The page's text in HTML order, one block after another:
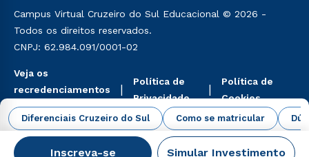
Diferenciais Cruzeiro do Sul Como se matricular
Inscreva-se Simular Investimento
mencionadas são referentes aos cursos: Ensino
Religioso, Geografia para a Docência e Metodologia
do Ensino de História: Questões Atuais.
Campus Virtual Cruzeiro do Sul Educacional © 2026 -
Todos os direitos reservados.
CNPJ: 62.984.091/0001-02
Veja os
recredenciamentos
aqui
Política de
Privacidade
Política de
Cookies